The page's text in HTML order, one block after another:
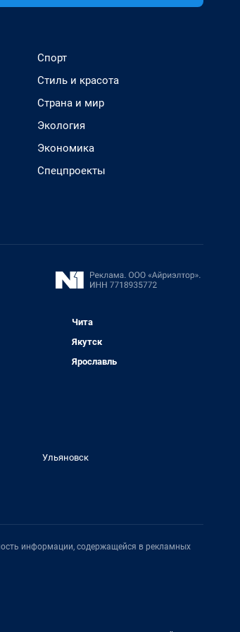
Спорт
Стиль и красота
Страна и мир
Экология
Экономика
Спецпроекты
Чита
Якутск
Ярославль
Ульяновск
информации, содержащейся в рекламных